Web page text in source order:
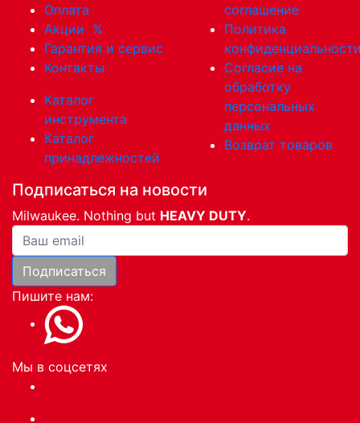
Оплата
Акции %
Гарантия и сервис
Контакты
Каталог
инструмента
Каталог
принадлежностей
соглашение
Политика
Согласие на
обработку
персональных
данных
Возврат товаров
Подписаться на новости
Milwaukee. Nothing but HEAVY DUTY.
Ваша почта
Подписаться
Пишите нам:
Мы в соцсетях